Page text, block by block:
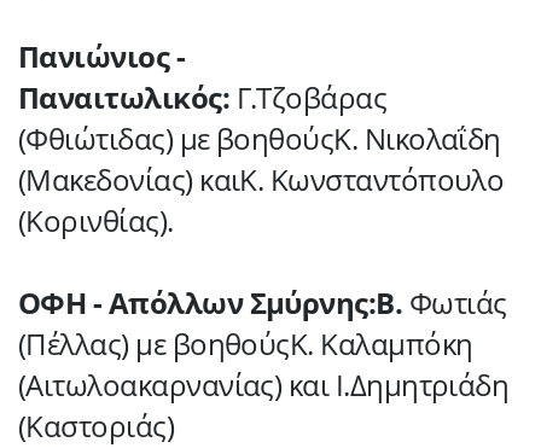
Πανιώνιος -
Παναιτωλικός: Γ.Τζοβάρας
(Φθιώτιδας) με βοηθούςΚ. Νικολαΐδη
(Μακεδονίας) καιΚ. Κωνσταντόπουλο
(Κορινθίας).
ΟΦΗ - Απόλλων Σμύρνης:Β. Φωτιάς
(Πέλλας) με βοηθούςΚ. Καλαμπόκη
(Αιτωλοακαρνανίας) και Ι.Δημητριάδη
(Καστοριάς)